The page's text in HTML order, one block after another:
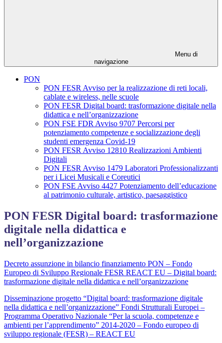
Menu di
navigazione
PON
PON FESR Avviso per la realizzazione di reti locali,
cablate e wireless, nelle scuole
PON FESR Digital board: trasformazione digitale nella
didattica e nell’organizzazione
PON FSE FDR Avviso 9707 Percorsi per
potenziamento competenze e socializzazione degli
studenti emergenza Covid-19
PON FESR Avviso 12810 Realizzazioni Ambienti
Digitali
PON FESR Avviso 1479 Laboratori Professionalizzanti
per i Licei Musicali e Coreutici
PON FSE Avviso 4427 Potenziamento dell’educazione
al patrimonio culturale, artistico, paesaggistico
PON FESR Digital board: trasformazione
digitale nella didattica e
nell’organizzazione
Decreto assunzione in bilancio finanziamento PON – Fondo
Europeo di Sviluppo Regionale FESR REACT EU – Digital board:
trasformazione digitale nella didattica e nell’organizzazione
Disseminazione progetto “Digital board: trasformazione digitale
nella didattica e nell’organizzazione” Fondi Strutturali Europei –
Programma Operativo Nazionale “Per la scuola, competenze e
ambienti per l’apprendimento” 2014-2020 – Fondo europeo di
sviluppo regionale (FESR) – REACT EU